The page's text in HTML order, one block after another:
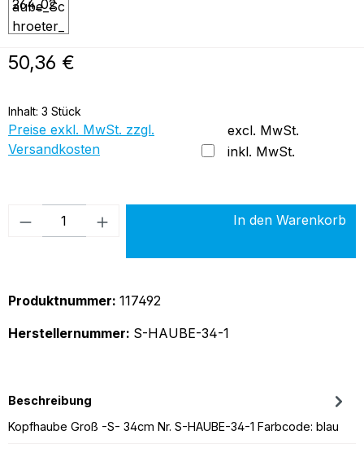
Regulärer Preis:
50,36 €
Inhalt: 3 Stück
Preise exkl. MwSt. zzgl.
Versandkosten
excl. MwSt.
inkl. MwSt.
Produkt Anzahl: Gib den gewünschten
In den Warenkorb
Produktnummer: 117492
Herstellernummer: S-HAUBE-34-1
Beschreibung
Kopfhaube Groß -S- 34cm Nr. S-HAUBE-34-1 Farbcode: blau